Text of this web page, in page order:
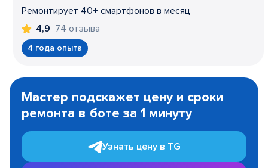
Ремонтирует 40+ смартфонов в месяц
4,9 74 отзыва
4 года опыта
1
Мастер подскажет цену и сроки
ремонта в боте за 1 минуту
Узнать цену в TG